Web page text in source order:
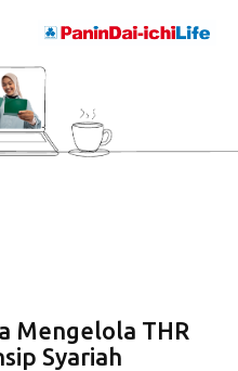
Mengelola THR
Syariah